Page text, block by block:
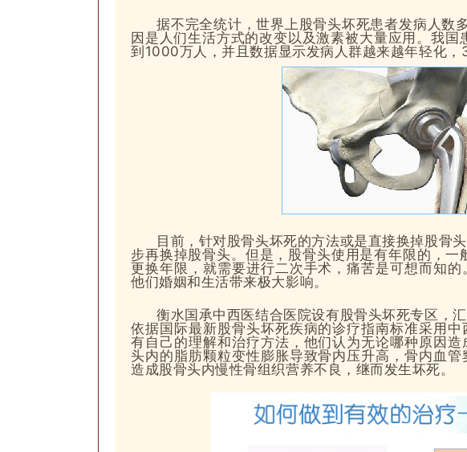
据不完全统计，世界上股骨头坏死患者发病人数
因是人们生活方式的改变以及激素被大量应用。我
到1000万人，并且数据显示发病人群越来越年轻化，
目前，针对股骨头坏死的方法或是直接换掉股骨
步再换掉股骨头。但是，股骨头使用是有年限的，一
更换年限，就需要进行二次手术，痛苦是可想而知
他们婚姻和生活带来极大影响。
衡水国承中西医结合医院设有股骨头坏死专区，
依据国际最新股骨头坏死疾病的诊疗指南标准采用
有自己的理解和治疗方法 ，他们认为无论哪种原因造
头内的脂肪颗粒变性膨胀导致骨内压升高，骨内血
造成股骨头内慢性骨组织营养不良，继而发生坏死。